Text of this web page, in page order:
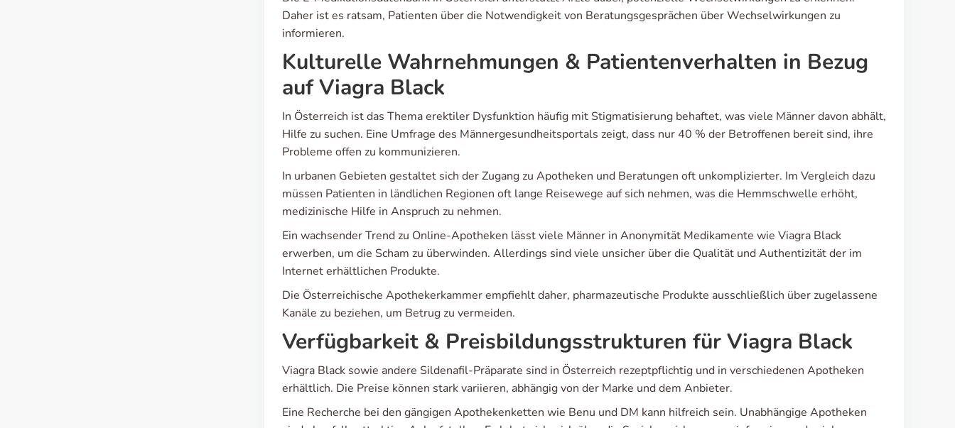
Daher ist es ratsam, Patienten über die Notwendigkeit von Beratungsgesprächen über Wechselwirkungen zu
informieren.
Kulturelle Wahrnehmungen & Patientenverhalten in Bezug
auf Viagra Black
In Österreich ist das Thema erektiler Dysfunktion häufig mit Stigmatisierung behaftet, was viele Männer davon abhält,
Hilfe zu suchen. Eine Umfrage des Männergesundheitsportals zeigt, dass nur 40 % der Betroffenen bereit sind, ihre
Probleme offen zu kommunizieren.
In urbanen Gebieten gestaltet sich der Zugang zu Apotheken und Beratungen oft unkomplizierter. Im Vergleich dazu
müssen Patienten in ländlichen Regionen oft lange Reisewege auf sich nehmen, was die Hemmschwelle erhöht,
medizinische Hilfe in Anspruch zu nehmen.
Ein wachsender Trend zu Online-Apotheken lässt viele Männer in Anonymität Medikamente wie Viagra Black
erwerben, um die Scham zu überwinden. Allerdings sind viele unsicher über die Qualität und Authentizität der im
Internet erhältlichen Produkte.
Die Österreichische Apothekerkammer empfiehlt daher, pharmazeutische Produkte ausschließlich über zugelassene
Kanäle zu beziehen, um Betrug zu vermeiden.
Verfügbarkeit & Preisbildungsstrukturen für Viagra Black
Viagra Black sowie andere Sildenafil-Präparate sind in Österreich rezeptpflichtig und in verschiedenen Apotheken
erhältlich. Die Preise können stark variieren, abhängig von der Marke und dem Anbieter.
Eine Recherche bei den gängigen Apothekenketten wie Benu und DM kann hilfreich sein. Unabhängige Apotheken